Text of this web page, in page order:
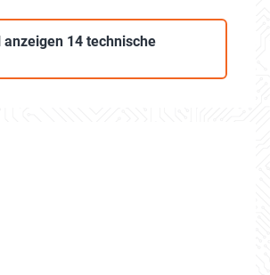
14 technische